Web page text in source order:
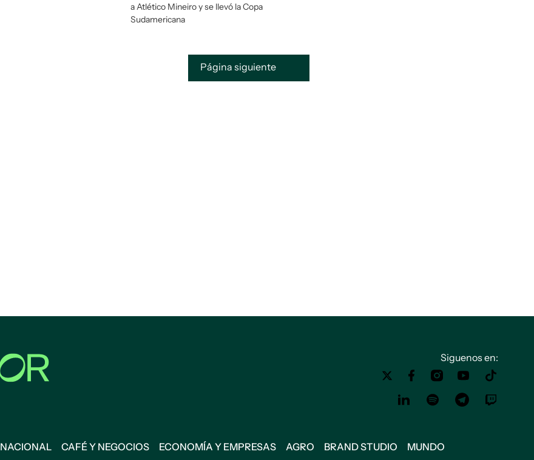
a Atlético Mineiro y se llevó la Copa
Sudamericana
Página siguiente
Siguenos en:
NACIONAL CAFÉ Y NEGOCIOS ECONOMÍA Y EMPRESAS AGRO BRAND STUDIO MUNDO